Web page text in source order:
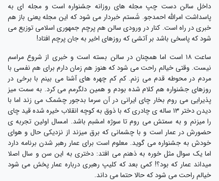
داخل سالن دست چپ مجله های روزانه جشنواره است و مجله ای به
پاسداشت امرالله احمدجو. شَستم خبردار می شود که این مجله یعنی باز هم
خبری در راه است. کنار در ورودی سالن هم پرچم جمهوری اسلامی توزیع می
شود که پاسخی باشد بر آتشی که روزهای اخیر به جان پرچم افتاد!
ساعت ۱۸ است اما همچنان در سالن بسته است و خبری از شروع مراسم
نیست. وقتی خیالم راحت می شود که هنوز هم زمان دارم برای هم نفسی با
مردم در محوطه قدم می زنم. کم کم چهره های آشنا می بینم با برخی در
روزهای جشنواره هم کلام شده بودم و همین دلگرمم می کرد. به سمت میز
پذیرایی می روم بخار چای ایرانی در آن سرما بدجور چشمک می زند اما با
دیدن دختر ۱۳ ساله ی چادری که با ذوق به کوچه انقلاب خیره شده قید چای
را میزنم و به سمتش می روم تا سوژه امشبم باشد. امسال اولین تجربه ی
حضورش در عمار است و با چشمانی که برق میزند از نزدیکی حال و هوای
خودش به جشنواره می گوید. معلوم است برای عمار رهبر شدن برنامه دارد
اما یک سوال مثل خوره به ذهنم می افتد: دختری به این سن و سال اصلا
میداند عمار که بود؟! کمی بعد که کلیپ رهبری درباره عمار پخش می شود
خیالم راحت می شود که حالا حتما می داند.